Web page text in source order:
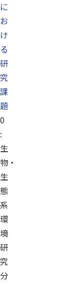
に
お
け
る
研
究
課
題
0
:
生
物・
生
態
系
環
境
研
究
分